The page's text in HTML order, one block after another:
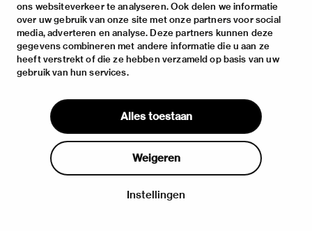
ons websiteverkeer te analyseren. Ook delen we informatie
over uw gebruik van onze site met onze partners voor social
media, adverteren en analyse. Deze partners kunnen deze
gegevens combineren met andere informatie die u aan ze
heeft verstrekt of die ze hebben verzameld op basis van uw
gebruik van hun services.
Alles toestaan
Weigeren
Instellingen